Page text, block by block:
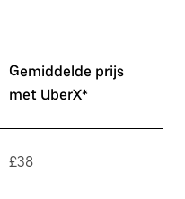
Gemiddelde prijs
met UberX*
£38